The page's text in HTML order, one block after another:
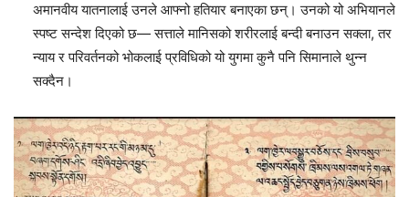
अमानवीय यातनालाई उनले आफ्नो हतियार बनाएका छन्। उनको यो अभियानले
स्पष्ट सन्देश दिएको छ— सत्ताले मानिसको शरीरलाई बन्दी बनाउन सक्ला, तर
न्याय र परिवर्तनको भोकलाई प्रविधिको यो युगमा कुनै पनि सिमानाले थुन्न
सक्दैन।